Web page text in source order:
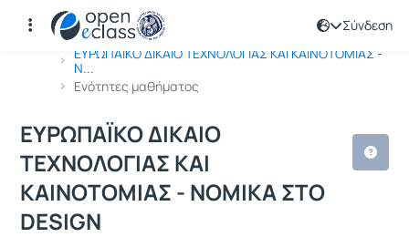
Σύνδεση
Αρχική Σελίδα
ΕΥΡΩΠΑΪΚΟ ΔΙΚΑΙΟ ΤΕΧΝΟΛΟΓΙΑΣ ΚΑΙ ΚΑΙΝΟΤΟΜΙΑΣ -
Ν...
Ενότητες μαθήματος
Μάθημα : ΕΥΡΩΠΑΪΚΟ ΔΙΚΑΙΟ
Κωδικός : 511142
ΕΥΡΩΠΑΪΚΟ ΔΙΚΑΙΟ
ΤΕΧΝΟΛΟΓΙΑΣ ΚΑΙ
ΚΑΙΝΟΤΟΜΙΑΣ - ΝΟΜΙΚΑ ΣΤΟ
DESIGN